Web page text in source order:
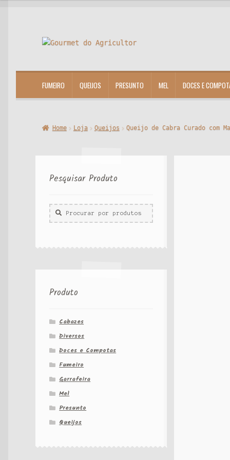
Ir
Saltar
FUMEIRO QUEIJOS PRESUNTO MEL DOCES E
Home Loja Queijos Queijo de Cabra Curado com
Pesquisar Produto
Procurar
por:
Produto
Cabazes
Diversos
Doces e Compotas
Fumeiro
Garrafeira
Mel
Presunto
Queijos